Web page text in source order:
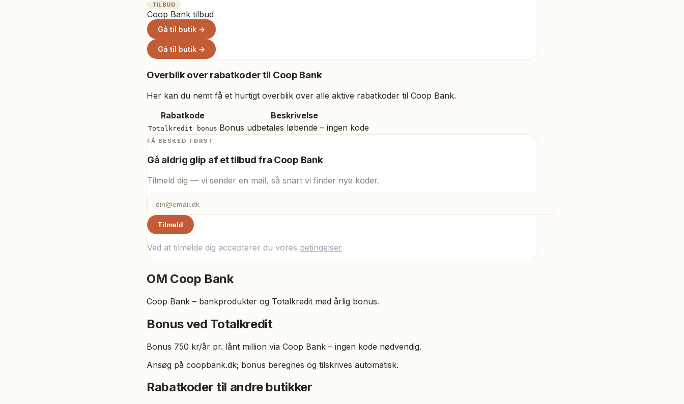
TILBUD
Coop Bank tilbud
Gå til butik →
Gå til butik →
Overblik over rabatkoder til Coop Bank
Her kan du nemt få et hurtigt overblik over alle aktive rabatkoder til Coop Bank.
Rabatkode
Beskrivelse
Totalkredit bonus Bonus udbetales løbende – ingen kode
FÅ BESKED FØRST
Gå aldrig glip af et tilbud fra Coop Bank
Tilmeld dig — vi sender en mail, så snart vi finder nye koder.
Tilmeld
Ved at tilmelde dig accepterer du vores betingelser
OM Coop Bank
Coop Bank – bankprodukter og Totalkredit med årlig bonus.
Bonus ved Totalkredit
Bonus 750 kr/år pr. lånt million via Coop Bank – ingen kode nødvendig.
Ansøg på coopbank.dk; bonus beregnes og tilskrives automatisk.
Rabatkoder til andre butikker